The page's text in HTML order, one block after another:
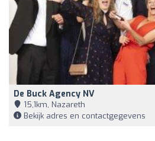
De Buck Agency NV
15,1km, Nazareth
Bekijk adres en contactgegevens